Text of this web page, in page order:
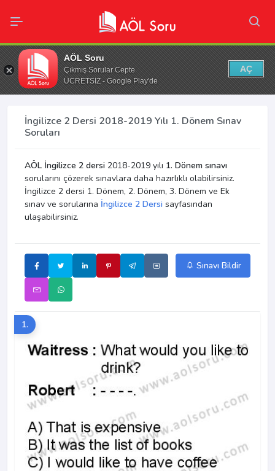
AÖL Soru
Çıkmış Sorular Cepte
ÜCRETSİZ - Google Play'de
AÇ
İngilizce 2 Dersi 2018-2019 Yılı 1. Dönem Sınav
Soruları
AÖL İngilizce 2 dersi 2018-2019 yılı 1. Dönem sınavı
sorularını çözerek sınavlara daha hazırlıklı olabilirsiniz.
İngilizce 2 dersi 1. Dönem, 2. Dönem, 3. Dönem ve Ek
sınav ve sorularına İngilizce 2 Dersi sayfasından
ulaşabilirsiniz.
Sınavı Bildir
1.